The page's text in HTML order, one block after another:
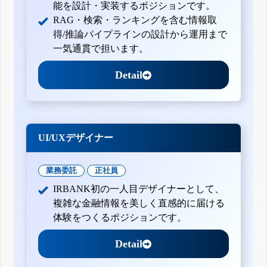
能を設計・実装するポジションです。
RAG・検索・ランキングを含む情報取
得/推論パイプラインの設計から運用まで
一気通貫で担います。
Detail
UI/UXデザイナー
業務委託 正社員
IRBANK初の一人目デザイナーとして、
複雑な金融情報を美しく直感的に届ける
体験をつくるポジションです。
Detail